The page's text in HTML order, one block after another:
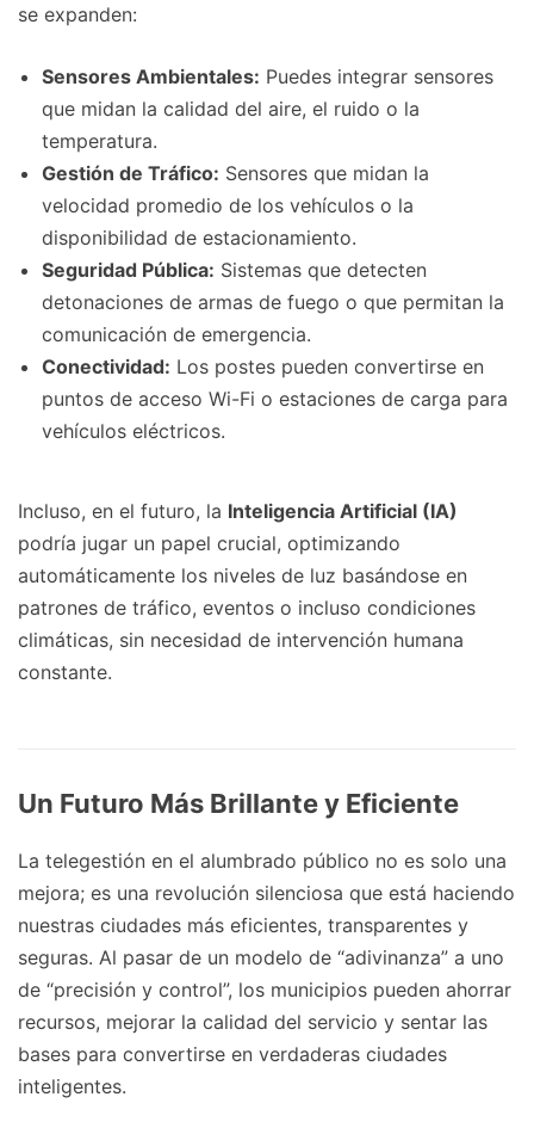
se expanden:
Sensores Ambientales: Puedes integrar sensores
que midan la calidad del aire, el ruido o la
temperatura.
Gestión de Tráfico: Sensores que midan la
velocidad promedio de los vehículos o la
disponibilidad de estacionamiento.
Seguridad Pública: Sistemas que detecten
detonaciones de armas de fuego o que permitan la
comunicación de emergencia.
Conectividad: Los postes pueden convertirse en
puntos de acceso Wi-Fi o estaciones de carga para
vehículos eléctricos.
Incluso, en el futuro, la Inteligencia Artificial (IA)
podría jugar un papel crucial, optimizando
automáticamente los niveles de luz basándose en
patrones de tráfico, eventos o incluso condiciones
climáticas, sin necesidad de intervención humana
constante.
Un Futuro Más Brillante y Eficiente
La telegestión en el alumbrado público no es solo una
mejora; es una revolución silenciosa que está haciendo
nuestras ciudades más eficientes, transparentes y
seguras. Al pasar de un modelo de “adivinanza” a uno
de “precisión y control”, los municipios pueden ahorrar
recursos, mejorar la calidad del servicio y sentar las
bases para convertirse en verdaderas ciudades
inteligentes.